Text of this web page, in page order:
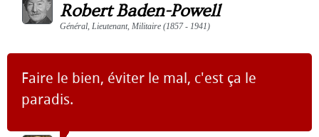
Robert Baden-Powell
Général, Lieutenant, Militaire (1857 - 1941)
Faire le bien, éviter le mal, c'est ça le
paradis.